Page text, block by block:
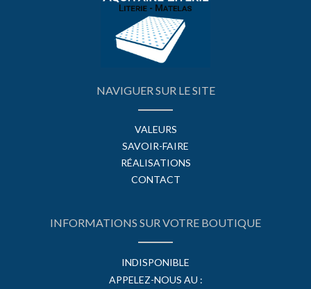
NAVIGUER SUR LE SITE
VALEURS
SAVOIR-FAIRE
RÉALISATIONS
CONTACT
INFORMATIONS SUR VOTRE BOUTIQUE
INDISPONIBLE
APPELEZ-NOUS AU :